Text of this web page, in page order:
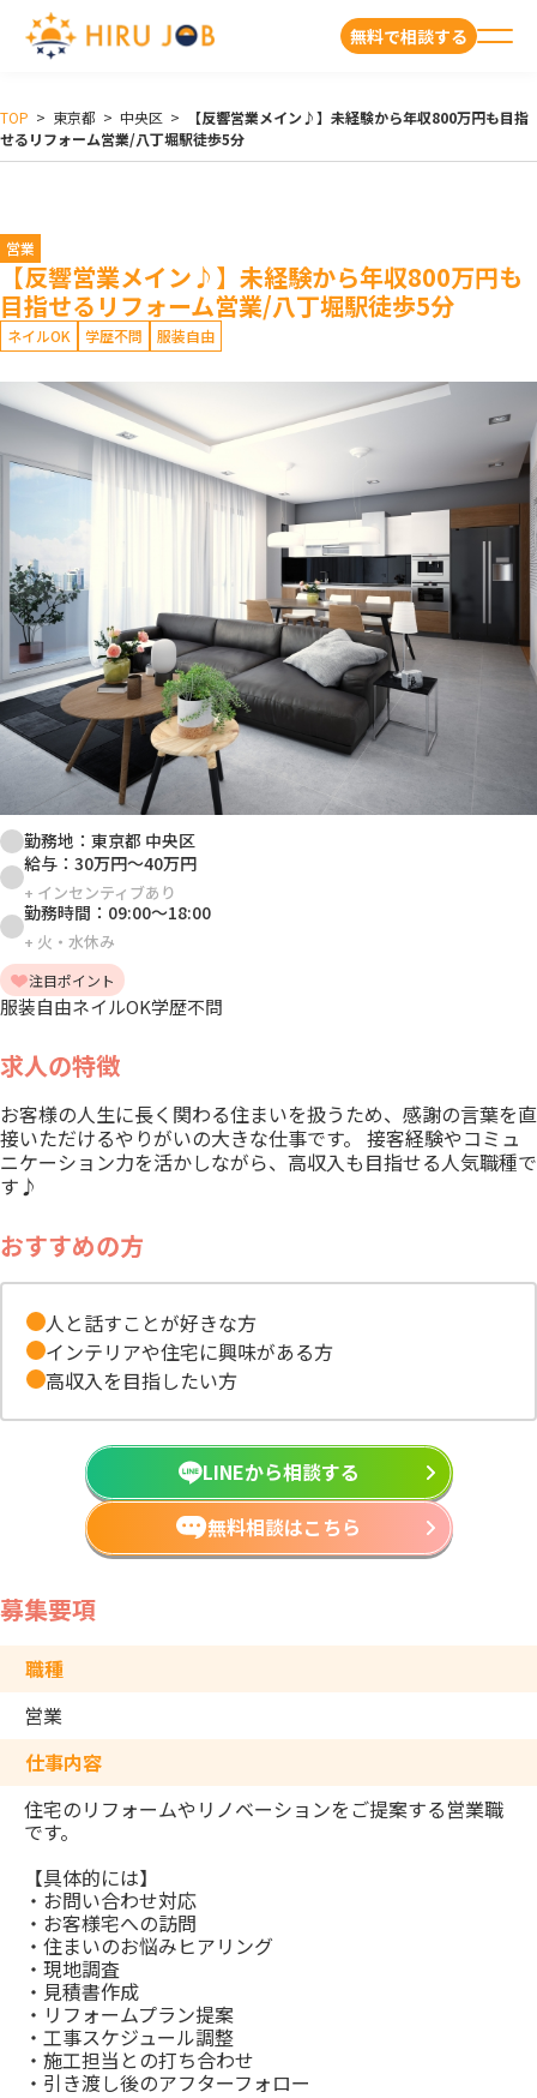
無料で相談する
TOP > 東京都 > 中央区 >
【反響営業メイン♪】未経験から年収800万円も目指
せるリフォーム営業/八丁堀駅徒歩5分
営業
【反響営業メイン♪】未経験から年収800万円も
目指せるリフォーム営業/八丁堀駅徒歩5分
ネイルOK 学歴不問 服装自由
勤務地： 東京都 中央区
給与： 30万円～40万円
+ インセンティブあり
勤務時間： 09:00～18:00
+ 火・水休み
注目ポイント
服装自由ネイルOK学歴不問
求人の特徴
お客様の人生に長く関わる住まいを扱うため、感謝の言葉を直
接いただけるやりがいの大きな仕事です。 接客経験やコミュ
ニケーション力を活かしながら、高収入も目指せる人気職種で
す♪
おすすめの方
人と話すことが好きな方
インテリアや住宅に興味がある方
高収入を目指したい方
LINEから相談する
無料相談はこちら
募集要項
職種
営業
仕事内容
住宅のリフォームやリノベーションをご提案する営業職
です。
【具体的には】
・お問い合わせ対応
・お客様宅への訪問
・住まいのお悩みヒアリング
・現地調査
・見積書作成
・リフォームプラン提案
・工事スケジュール調整
・施工担当との打ち合わせ
・引き渡し後のアフターフォロー